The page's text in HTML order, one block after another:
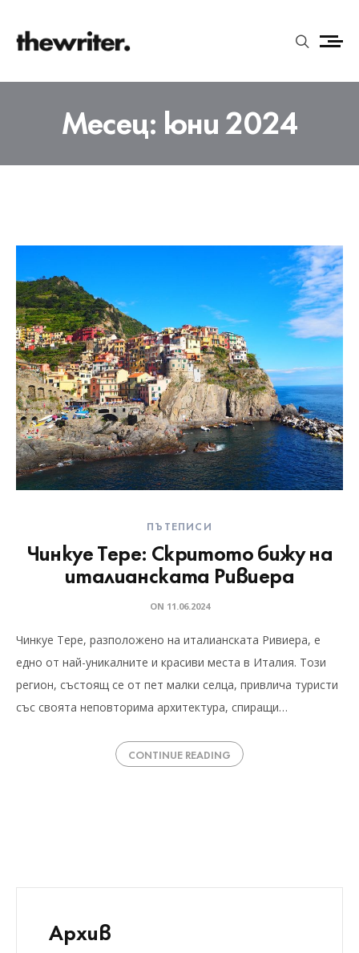
Месец: юни 2024
ПЪТЕПИСИ
Чинкуе Тере: Скритото бижу на
италианската Ривиера
ON 11.06.2024
Чинкуе Тере, разположено на италианската Ривиера, е
едно от най-уникалните и красиви места в Италия. Този
регион, състоящ се от пет малки селца, привлича туристи
със своята неповторима архитектура, спиращи…
CONTINUE READING
Архив